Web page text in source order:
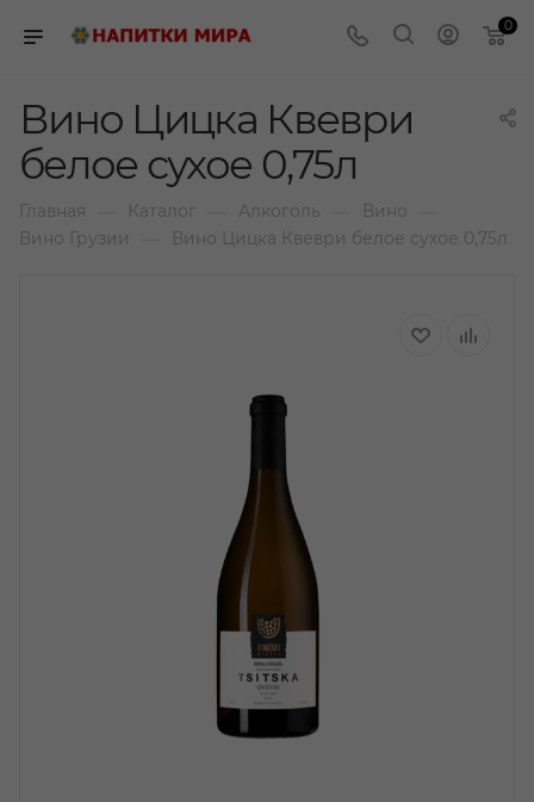
0
Вино Цицка Квеври
белое сухое 0,75л
Главная Каталог Алкоголь Вино
Вино Грузии Вино Цицка Квеври белое сухое 0,75л